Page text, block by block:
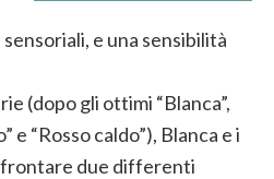
e una sensibilità
(dopo gli ottimi “Blanca”,
“Rosso caldo”), Blanca e i
due differenti